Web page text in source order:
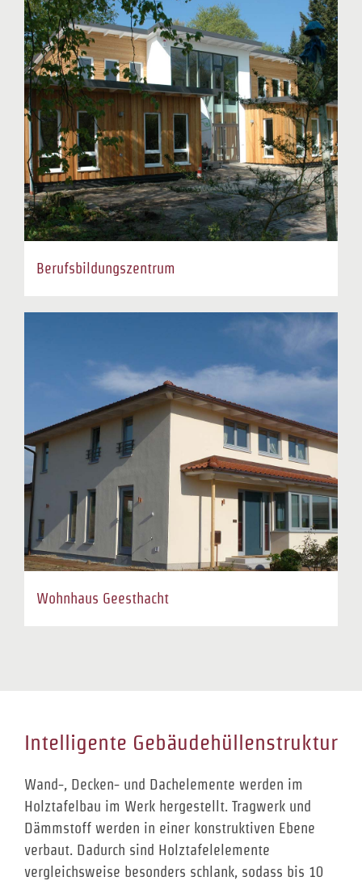
Berufsbildungszentrum
Wohnhaus Geesthacht
Intelligente Gebäudehüllenstruktur
Wand-, Decken- und Dachelemente werden im
Holztafelbau im Werk hergestellt. Tragwerk und
Dämmstoff werden in einer konstruktiven Ebene
verbaut. Dadurch sind Holztafelelemente
vergleichsweise besonders schlank, sodass bis 10